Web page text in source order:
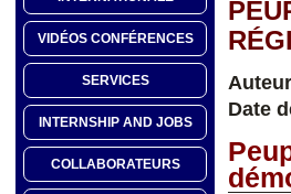
VIDÉOS CONFÉRENCES
SERVICES
INTERNSHIP AND JOBS
COLLABORATEURS
Date